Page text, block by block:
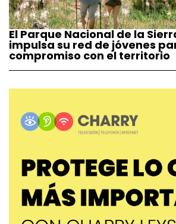
El Parque Nacional de la
impulsa su red de jóvenes
compromiso con el territorio